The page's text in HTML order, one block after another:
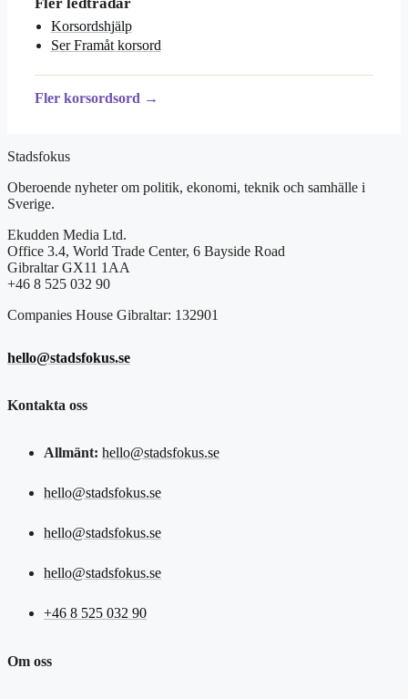
Korsordshjälp
Ser Framåt korsord
Fler korsordsord →
Stadsfokus
Oberoende nyheter om politik, ekonomi, teknik och samhälle i
Sverige.
Ekudden Media Ltd.
Office 3.4, World Trade Center, 6 Bayside Road
Gibraltar GX11 1AA
+46 8 525 032 90
Companies House Gibraltar: 132901
hello@stadsfokus.se
Kontakta oss
Allmänt: hello@stadsfokus.se
hello@stadsfokus.se
hello@stadsfokus.se
hello@stadsfokus.se
+46 8 525 032 90
Om oss